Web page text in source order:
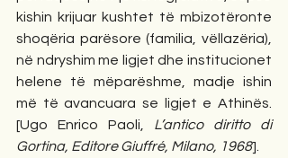
kishin krijuar kushtet të mbizotëronte
shoqëria parësore (familia, vëllazëria),
në ndryshim me ligjet dhe institucionet
helene të mëparëshme, madje ishin
më të avancuara se ligjet e Athinës.
[Ugo Enrico Paoli, L’antico diritto di
Gortina, Editore Giuffré, Milano, 1968].